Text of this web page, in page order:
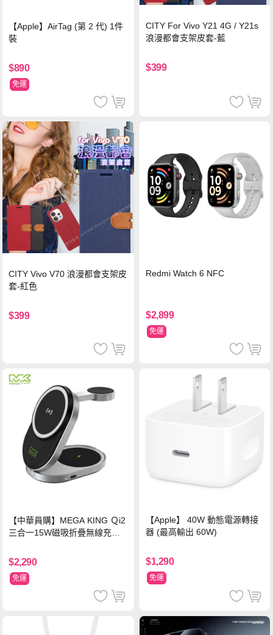
【Apple】AirTag (第 2 代) 1件
裝
$890
免運
CITY For Vivo Y21 4G / Y21s
浪漫都會支架皮套-藍
$399
CITY Vivo V70 浪漫都會支架皮
套-紅色
$399
Redmi Watch 6 NFC
$2,899
免運
【中華員購】MEGA KING Ｑi2
三合一15W磁吸折疊無線充電
$2,290
免運
【Apple】 40W 動態電源轉接
器 (最高輸出 60W)
$1,290
免運